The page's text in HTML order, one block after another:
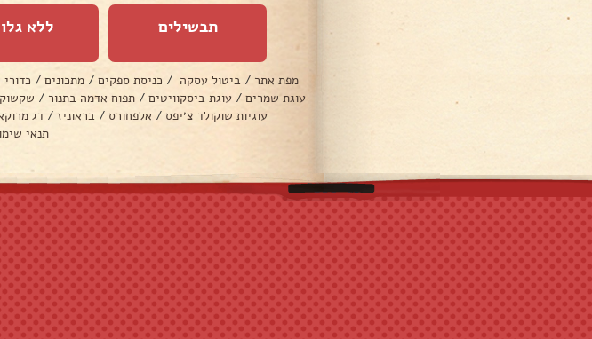
תבשילים ללא
מפת אתר / ביטול עסקה / כניסת ספקים / מתכונים /
עוגת שמרים / עוגת ביסקוויטים / תפוח אדמה בתנור /
עוגיות שוקולד צ׳יפס / אלפחורס / בראוניז / דג
תנאי